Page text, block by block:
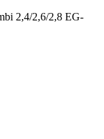
2,4/2,6/2,8 EG-